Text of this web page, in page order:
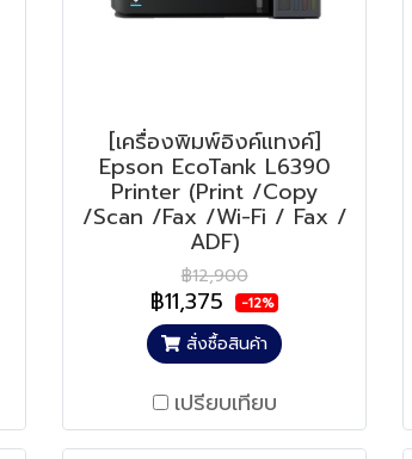
[เครื่องพิมพ์อิงค์แทงค์]
Epson EcoTank L6390
Printer (Print /Copy
/Scan /Fax /Wi-Fi / Fax /
ADF)
฿12,900
฿11,375 -12%
สั่งซื้อสินค้า
เปรียบเทียบ